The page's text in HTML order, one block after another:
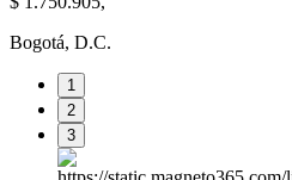
Bogotá, D.C.
1
2
3